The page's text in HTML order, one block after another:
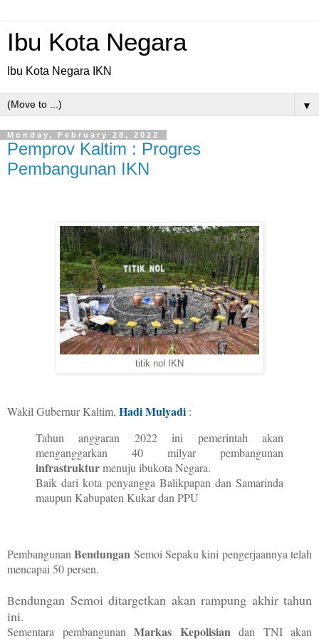
Ibu Kota Negara
Ibu Kota Negara IKN
▼
Monday, February 28, 2022
Pemprov Kaltim : Progres
Pembangunan IKN
titik nol IKN
Wakil Gubernur Kaltim, Hadi Mulyadi :
Tahun anggaran 2022 ini pemerintah akan
menganggarkan 40 milyar pembangunan
infrastrukturmenuju ibukota Negara.
Baik dari kota penyangga Balikpapan dan Samarinda
maupun Kabupaten Kukar dan PPU
PembangunanBendungan Semoi Sepaku kini pengerjaannya telah
mencapai 50 persen.
Bendungan Semoi ditargetkan akan rampung akhir tahun
ini.
Sementara pembangunan Markas Kepolisian dan TNI akan